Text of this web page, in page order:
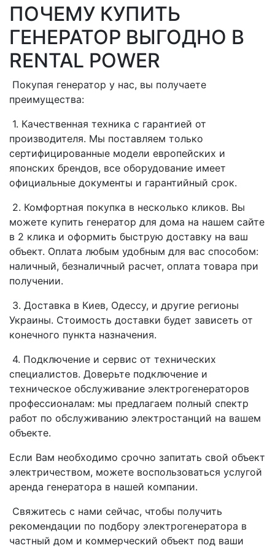
ПОЧЕМУ КУПИТЬ
ГЕНЕРАТОР ВЫГОДНО В
RENTAL POWER
Покупая генератор у нас, вы получаете
преимущества:
1. Качественная техника с гарантией от
производителя. Мы поставляем только
сертифицированные модели европейских и
японских брендов, все оборудование имеет
официальные документы и гарантийный срок.
2. Комфортная покупка в несколько кликов. Вы
можете купить генератор для дома на нашем сайте
в 2 клика и оформить быструю доставку на ваш
объект. Оплата любым удобным для вас способом:
наличный, безналичный расчет, оплата товара при
получении.
3. Доставка в Киев, Одессу, и другие регионы
Украины. Стоимость доставки будет зависеть от
конечного пункта назначения.
4. Подключение и сервис от технических
специалистов. Доверьте подключение и
техническое обслуживание электрогенераторов
профессионалам: мы предлагаем полный спектр
работ по обслуживанию электростанций на вашем
объекте.
Если Вам необходимо срочно запитать свой объект
электричеством, можете воспользоваться услугой
аренда генератора в нашей компании.
Свяжитесь с нами сейчас, чтобы получить
рекомендации по подбору электрогенератора в
частный дом и коммерческий объект под ваши